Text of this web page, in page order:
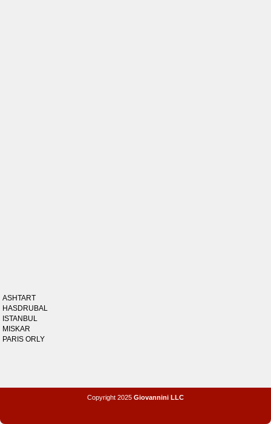
ASHTART
HASDRUBAL
ISTANBUL
MISKAR
PARIS ORLY
Copyright 2025 Giovannini LLC